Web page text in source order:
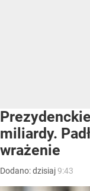
miliardy.
wrażenie
Dodano:dzisiaj9:43